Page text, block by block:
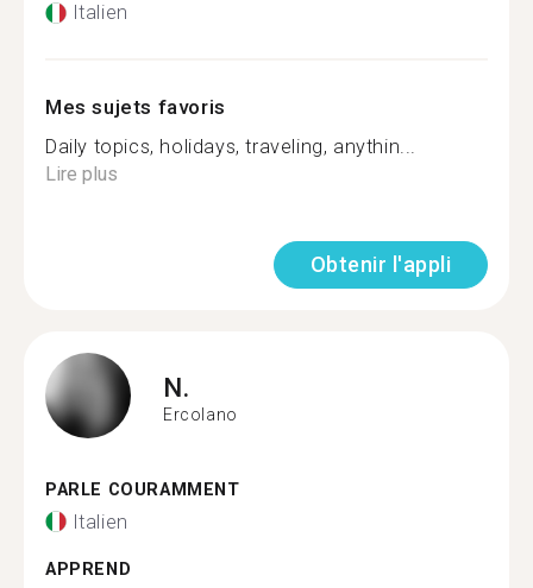
Italien
Mes sujets favoris
Daily topics, holidays, traveling, anythin...
Lire plus
Obtenir l'appli
N.
Ercolano
PARLE COURAMMENT
Italien
APPREND